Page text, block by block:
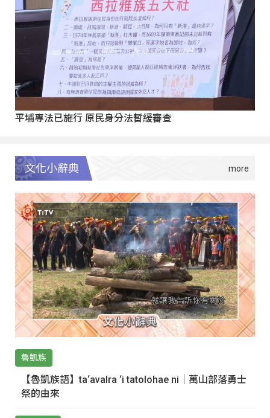
平埔專法已施行 原民身分法暫緩審查
文化小辭典
魯凱族
【魯凱族語】ta‘avalra ‘i tatolohae ni｜萬山部落勇士
祭的由來